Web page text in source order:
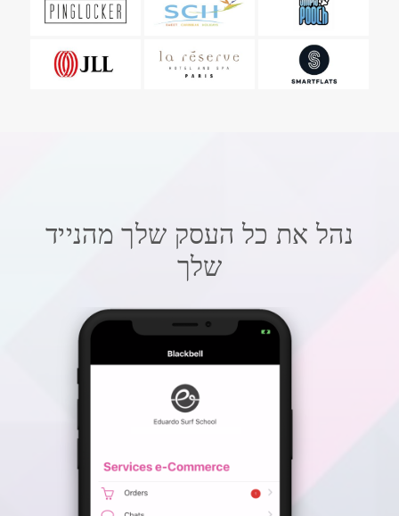
נהל את כל העסק שלך מהנייד
שלך